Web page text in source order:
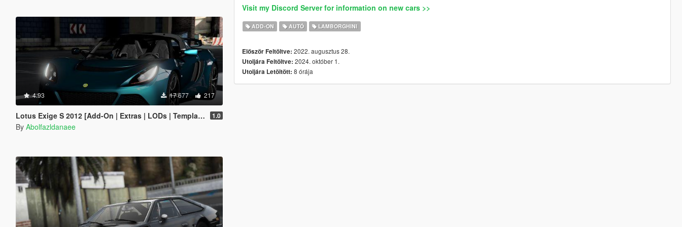
4.93 17 677 217
Lotus Exige S 2012 [Add-On | Extras | LODs | Template] 1.0
By Abolfazldanaee
Visit my Discord Server for information on new cars >>
ADD-ON AUTÓ LAMBORGHINI
Először Feltöltve: 2022. augusztus 28.
Utoljára Feltöltve: 2024. október 1.
Utoljára Letöltött: 8 órája